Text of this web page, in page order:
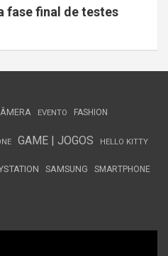
fase final de testes
EVENTO FASHION
GAME | JOGOS HELLO KITTY
SAMSUNG SMARTPHONE